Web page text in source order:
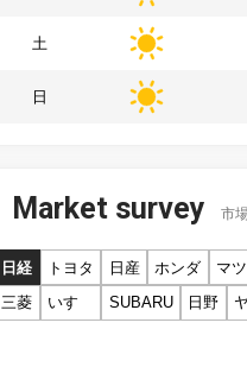
土
日
Market survey 市
日経 トヨタ 日産 ホンダ マ
三菱
いすゞ SUBARU 日野